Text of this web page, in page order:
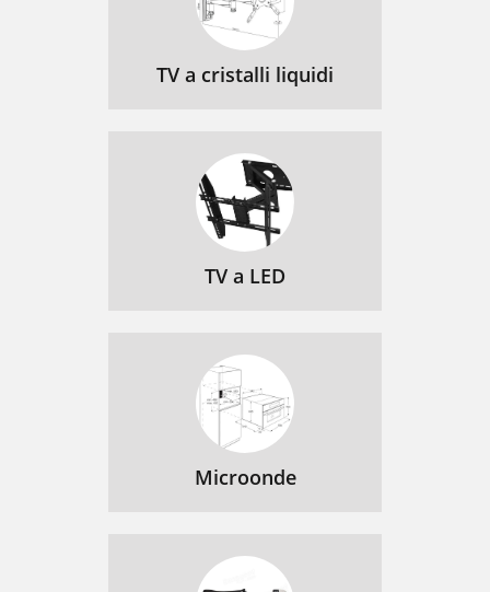
TV a cristalli liquidi
TV a LED
Microonde